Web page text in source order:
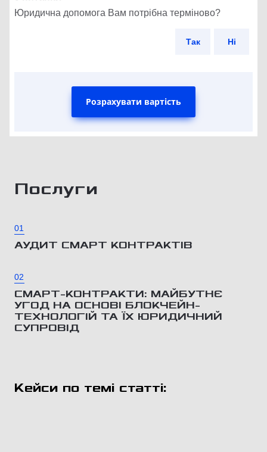
Юридична допомога Вам потрібна терміново?
Так Ні
Розрахувати вартість
Послуги
01
АУДИТ СМАРТ КОНТРАКТІВ
02
СМАРТ-КОНТРАКТИ: МАЙБУТНЄ
УГОД НА ОСНОВІ БЛОКЧЕЙН-
ТЕХНОЛОГІЙ ТА ЇХ ЮРИДИЧНИЙ
СУПРОВІД
Кейси по темі статті: